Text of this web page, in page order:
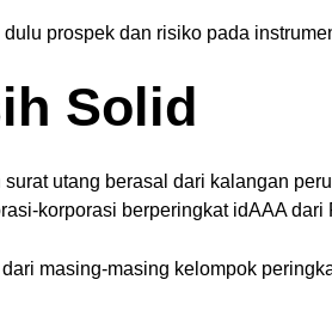
prospek dan risiko pada
Solid
utang berasal dari kalangan
korporasi berperingkat idAAA
masing-masing kelompok